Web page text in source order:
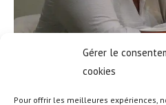
Gérer le
cookies
Pour offrir les meilleures expériences,